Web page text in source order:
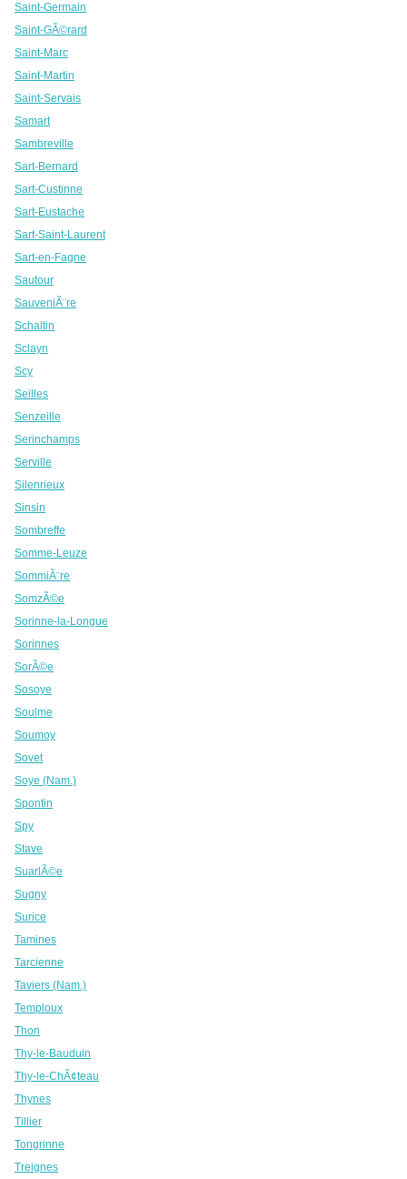
Saint-Germain
Saint-GÃ©rard
Saint-Marc
Saint-Martin
Saint-Servais
Samart
Sambreville
Sart-Bernard
Sart-Custinne
Sart-Eustache
Sart-Saint-Laurent
Sart-en-Fagne
Sautour
SauveniÃ¨re
Schaltin
Sclayn
Scy
Seilles
Senzeille
Serinchamps
Serville
Silenrieux
Sinsin
Sombreffe
Somme-Leuze
SommiÃ¨re
SomzÃ©e
Sorinne-la-Longue
Sorinnes
SorÃ©e
Sosoye
Soulme
Soumoy
Sovet
Soye (Nam.)
Spontin
Spy
Stave
SuarlÃ©e
Sugny
Surice
Tamines
Tarcienne
Taviers (Nam.)
Temploux
Thon
Thy-le-Bauduin
Thy-le-ChÃ¢teau
Thynes
Tillier
Tongrinne
Treignes